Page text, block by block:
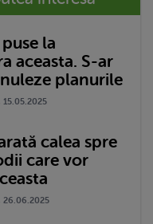
la
aceasta. S-ar
planurile
15.05.2025
calea spre
care vor
26.06.2025